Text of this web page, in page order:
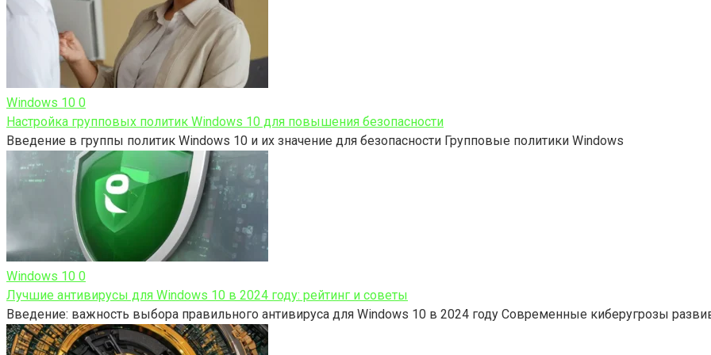
Windows 10 0
Настройка групповых политик Windows 10 для повышения безопасности
Введение в группы политик Windows 10 и их значение для безопасности Групповые политики Windows
Windows 10 0
Лучшие антивирусы для Windows 10 в 2024 году: рейтинг и советы
Введение: важность выбора правильного антивируса для Windows 10 в 2024 году Современные киберугрозы